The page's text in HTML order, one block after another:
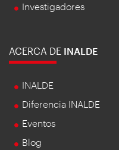
Investigadores
ACERCA DE INALDE
INALDE
Diferencia INALDE
Eventos
Blog